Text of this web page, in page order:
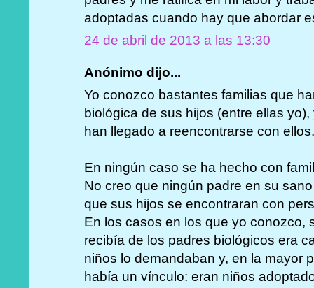
adoptadas cuando hay que abordar
24 de abril de 2013 a las 13:30
Anónimo dijo...
Yo conozco bastantes familias que
biológica de sus hijos (entre ellas
han llegado a reencontrarse con
En ningún caso se ha hecho con
No creo que ningún padre en su
que sus hijos se encontraran con
En los casos en los que yo conozco,
recibía de los padres biológicos era
niños lo demandaban y, en la mayor
había un vínculo: eran niños